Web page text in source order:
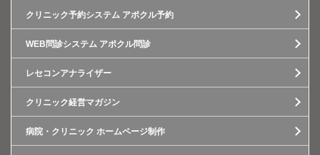
クリニック予約システム アポクル予約
WEB問診システム アポクル問診
レセコンアナライザー
クリニック経営マガジン
病院・クリニック ホームページ制作